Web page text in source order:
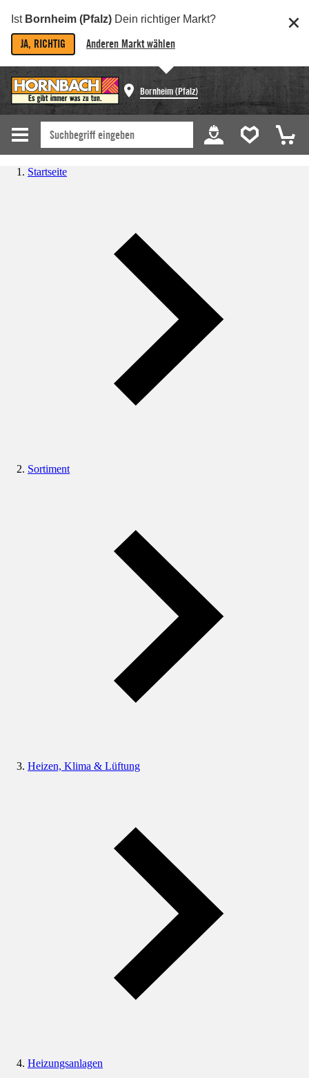
Ist Bornheim (Pfalz) Dein richtiger Markt?
JA, RICHTIG Anderen Markt wählen
Bornheim (Pfalz)
Startseite
Sortiment
Heizen, Klima & Lüftung
Heizungsanlagen